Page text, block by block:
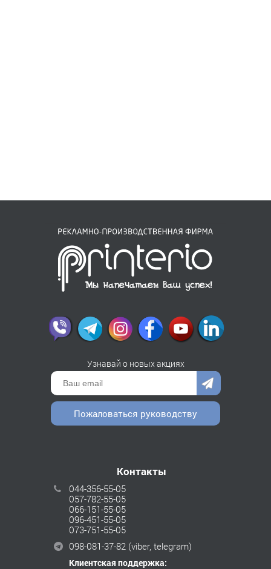
Узнавай о новых акциях
Пожаловаться руководству
Контакты
044-356-55-05
057-782-55-05
066-151-55-05
096-451-55-05
073-751-55-05
098-081-37-82 (viber, telegram)
Клиентская поддержка: